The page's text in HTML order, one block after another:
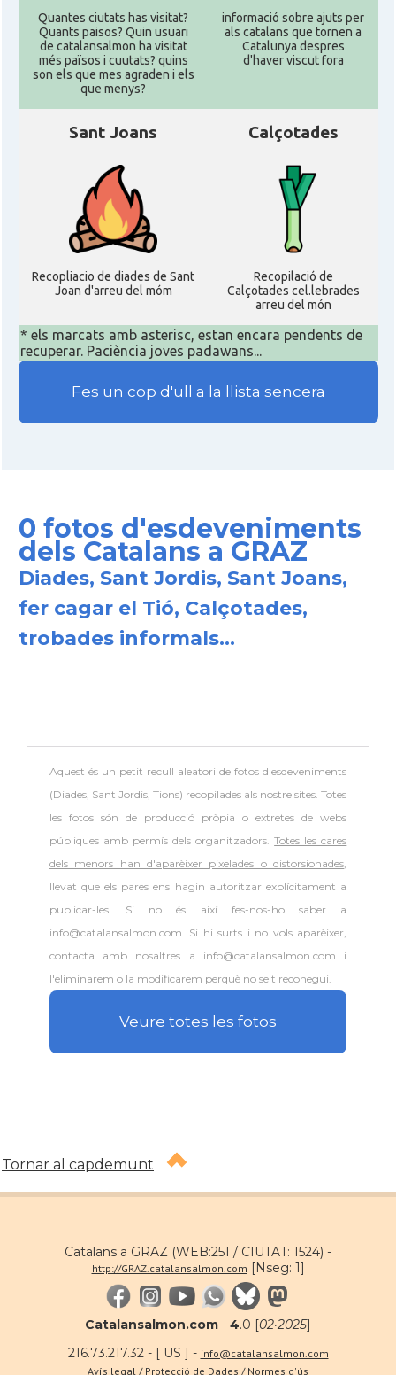
Quantes ciutats has visitat?
Quants paisos? Quin usuari
de catalansalmon ha visitat
més països i cuutats? quins
son els que mes agraden i els
que menys?
informació sobre ajuts per
als catalans que tornen a
Catalunya despres
d'haver viscut fora
Sant Joans
Recopliacio de diades de Sant
Joan d'arreu del móm
Calçotades
Recopilació de
Calçotades cel.lebrades
arreu del món
* els marcats amb asterisc, estan encara pendents de
recuperar. Paciència joves padawans...
Fes un cop d'ull a la llista sencera
0 fotos d'esdeveniments
dels Catalans a GRAZ
Diades, Sant Jordis, Sant Joans,
fer cagar el Tió, Calçotades,
trobades informals...
Aquest és un petit recull aleatori defotos d'esdeveniments
(Diades, Sant Jordis, Tions) recopilades als nostre sites. Totes
les fotos són de producció pròpia o extretes de webs
públiques amb permís dels organitzadors.Totes les cares
dels menors han d'aparèixer pixelades o distorsionades,
llevat que els pares ens hagin autoritzar explícitament a
publicar-les. Si no és així fes-nos-ho saber a
info@catalansalmon.com. Si hi surts i no vols aparèixer,
contacta amb nosaltres a info@catalansalmon.com i
l'eliminarem o la modificarem perquè no se't reconegui.
Veure totes les fotos
Tornar al capdemunt
Catalans a GRAZ (WEB:251 / CIUTAT: 1524) -
http://GRAZ.catalansalmon.com [Nseg: 1]
Catalansalmon.com - 4.0 [02·2025]
216.73.217.32 - [ US ] - info@catalansalmon.com
Avís legal / Protecció de Dades / Normes d'ús